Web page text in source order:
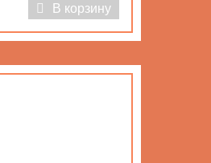
В корзину